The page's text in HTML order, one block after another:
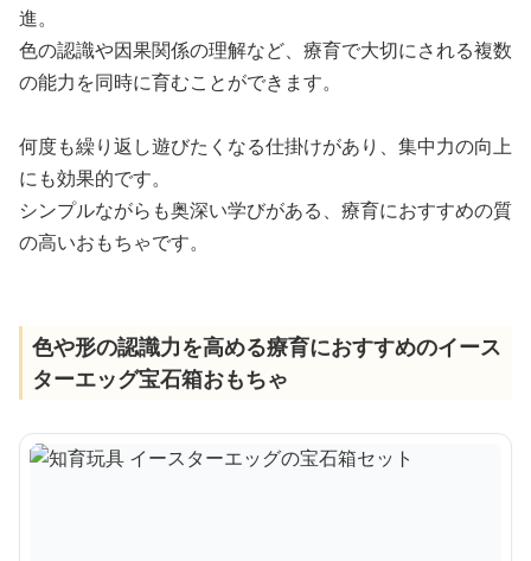
進。
色の認識や因果関係の理解など、療育で大切にされる複数
の能力を同時に育むことができます。
何度も繰り返し遊びたくなる仕掛けがあり、集中力の向上
にも効果的です。
シンプルながらも奥深い学びがある、療育におすすめの質
の高いおもちゃです。
色や形の認識力を高める療育におすすめのイース
ターエッグ宝石箱おもちゃ